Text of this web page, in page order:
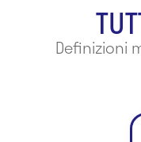
Definizioni